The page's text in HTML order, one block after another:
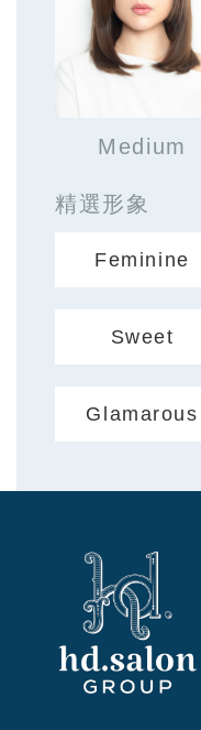
Medium
精選形象
Feminine
Sweet
Glamarous